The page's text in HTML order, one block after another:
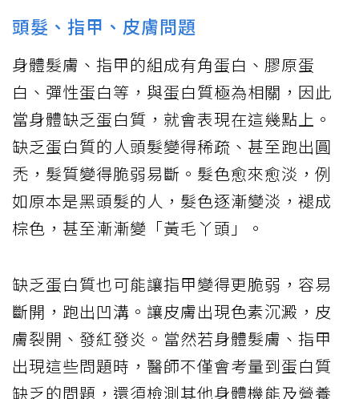
頭髮、指甲、皮膚問題
身體髮膚、指甲的組成有角蛋白、膠原蛋
白、彈性蛋白等，與蛋白質極為相關，因此
當身體缺乏蛋白質，就會表現在這幾點上。
缺乏蛋白質的人頭髮變得稀疏、甚至跑出圓
禿，髮質變得脆弱易斷。髮色愈來愈淡，例
如原本是黑頭髮的人，髮色逐漸變淡，褪成
棕色，甚至漸漸變「黃毛丫頭」。
缺乏蛋白質也可能讓指甲變得更脆弱，容易
斷開，跑出凹溝。讓皮膚出現色素沉澱，皮
膚裂開、發紅發炎。當然若身體髮膚、指甲
出現這些問題時，醫師不僅會考量到蛋白質
缺乏的問題，還須檢測其他身體機能及營養